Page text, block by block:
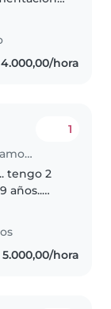
un hora
Niñera en Lomas de Zamora (Buenos Aires)
1
tengo 2
con
5.000,00/hora